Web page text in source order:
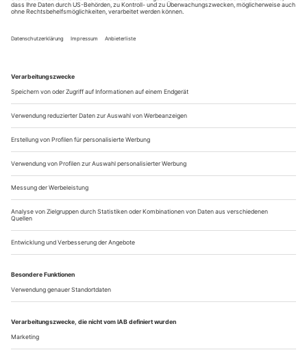
Zum Gespräch über Vorbilder, Chancen und Rassismus traf ihn
schneller, geradezu explosiver Tänzer mit raffiniertem
Rhythmusgefühl und federnder Dynamik, er spielte geradezu
auf der Grenze zwischen Virtuosität und cooler Moderne.
Dresden war seine erste Festanstellung, der junge Amerikaner
kam 2013 aus der...
Didy Veldman «Les noces», Ricardo Fernando «Le sacre
du printemps»
Augsburg
Seit sage und schreibe knapp zehn Jahren harrt das
Staatstheater Augsburg schon in Interimsspielstätten aus. Die
Hauptbühne logiert im Martini-Park, einem Mix aus
Neubaugebiet und alter Industriesubstanz, inzwischen
kulturell genutzt. Allein das ist eine bewundernswerte
Leistung, für die man die 18 Tänzer*innen des Ensembles
und ihren Direktor Ricardo Fernando...